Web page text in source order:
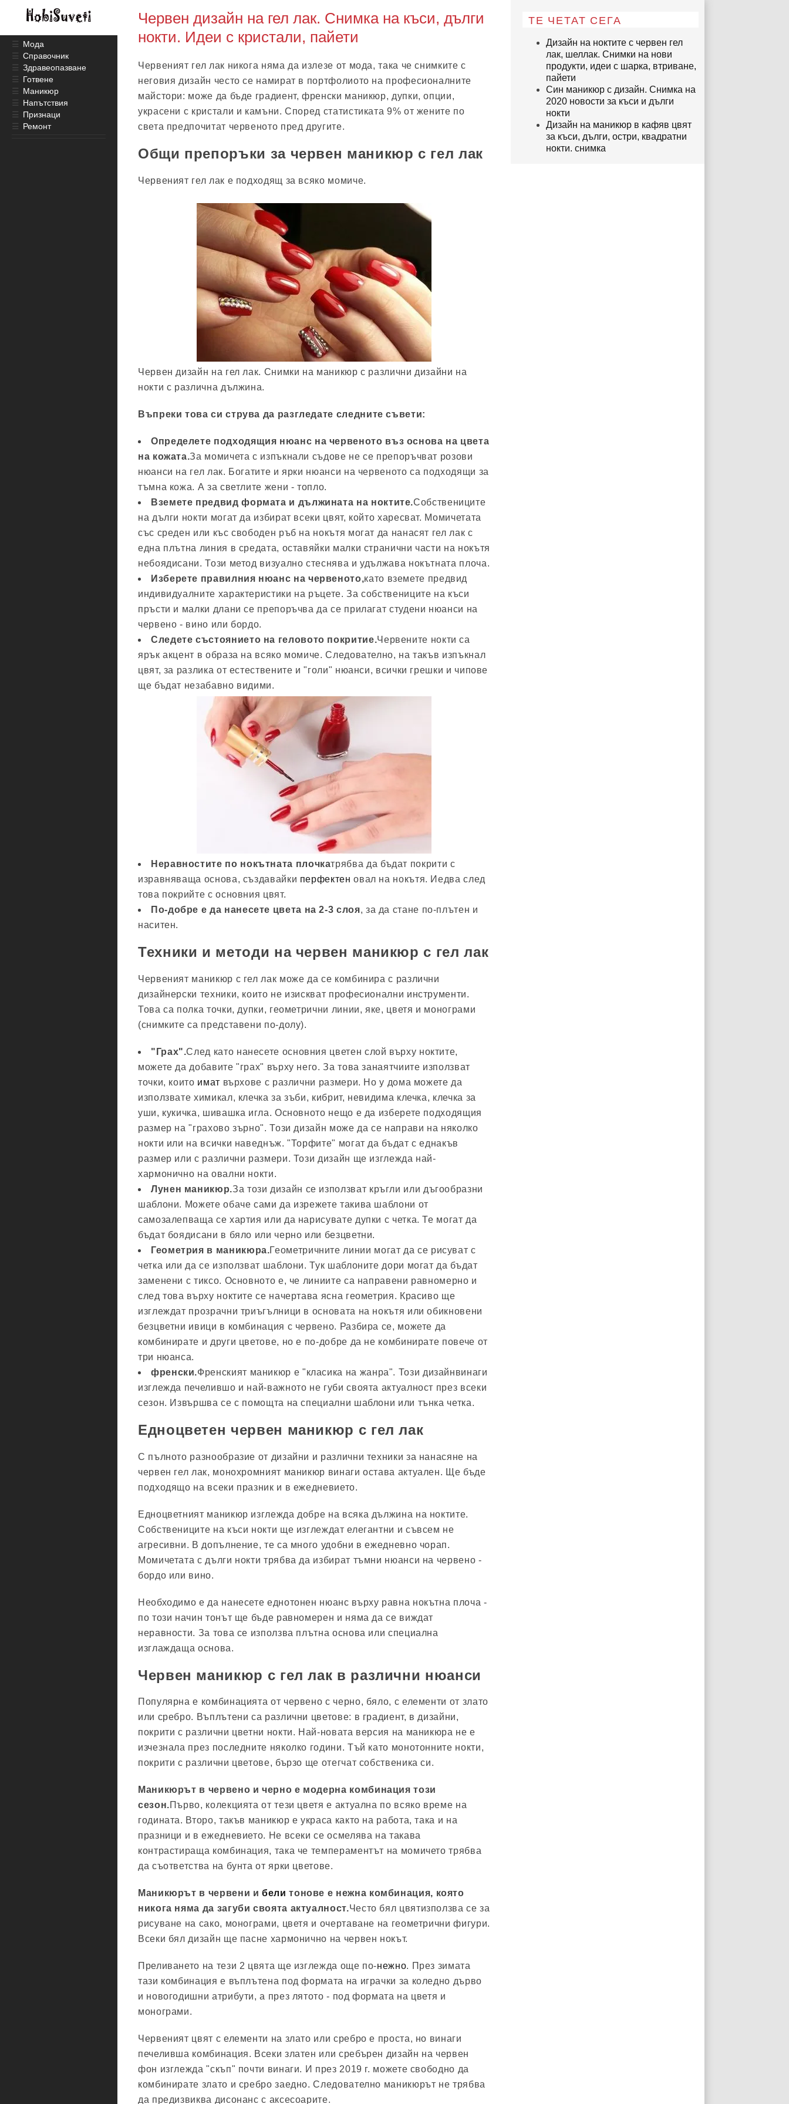
Червен дизайн на гел лак. Снимка на къси, дълги
нокти. Идеи с кристали, пайети
Червеният гел лак никога няма да излезе от мода, така че снимките с
неговия дизайн често се намират в портфолиото на професионалните
майстори: може да бъде градиент, френски маникюр, дупки, опции,
украсени с кристали и камъни. Според статистиката 9% от жените по
света предпочитат червеното пред другите.
Общи препоръки за червен маникюр с гел лак
Червеният гел лак е подходящ за всяко момиче.
Червен дизайн на гел лак. Снимки на маникюр с различни дизайни на
нокти с различна дължина.
Въпреки това си струва да разгледате следните съвети:
Определете подходящия нюанс на червеното въз основа на цвета
на кожата.За момичета с изпъкнали съдове не се препоръчват розови
нюанси на гел лак. Богатите и ярки нюанси на червеното са подходящи за
тъмна кожа. А за светлите жени - топло.
Вземете предвид формата и дължината на ноктите.Собствениците
на дълги нокти могат да избират всеки цвят, който харесват. Момичетата
със среден или къс свободен ръб на нокътя могат да нанасят гел лак с
една плътна линия в средата, оставяйки малки странични части на нокътя
небоядисани. Този метод визуално стеснява и удължава нокътната плоча.
Изберете правилния нюанс на червеното,като вземете предвид
индивидуалните характеристики на ръцете. За собствениците на къси
пръсти и малки длани се препоръчва да се прилагат студени нюанси на
червено - вино или бордо.
Следете състоянието на геловото покритие.Червените нокти са
ярък акцент в образа на всяко момиче. Следователно, на такъв изпъкнал
цвят, за разлика от естествените и "голи" нюанси, всички грешки и чипове
ще бъдат незабавно видими.
Неравностите по нокътната плочкатрябва да бъдат покрити с
изравняваща основа, създавайки перфектен овал на нокътя. Иедва след
това покрийте с основния цвят.
По-добре е да нанесете цвета на 2-3 слоя, за да стане по-плътен и
наситен.
Техники и методи на червен маникюр с гел лак
Червеният маникюр с гел лак може да се комбинира с различни
дизайнерски техники, които не изискват професионални инструменти.
Това са полка точки, дупки, геометрични линии, яке, цветя и монограми
(снимките са представени по-долу).
"Грах".След като нанесете основния цветен слой върху ноктите,
можете да добавите "грах" върху него. За това занаятчиите използват
точки, които имат върхове с различни размери. Но у дома можете да
използвате химикал, клечка за зъби, кибрит, невидима клечка, клечка за
уши, кукичка, шивашка игла. Основното нещо е да изберете подходящия
размер на "грахово зърно". Този дизайн може да се направи на няколко
нокти или на всички наведнъж. "Торфите" могат да бъдат с еднакъв
размер или с различни размери. Този дизайн ще изглежда най-
хармонично на овални нокти.
Лунен маникюр.За този дизайн се използват кръгли или дъгообразни
шаблони. Можете обаче сами да изрежете такива шаблони от
самозалепваща се хартия или да нарисувате дупки с четка. Те могат да
бъдат боядисани в бяло или черно или безцветни.
Геометрия в маникюра.Геометричните линии могат да се рисуват с
четка или да се използват шаблони. Тук шаблоните дори могат да бъдат
заменени с тиксо. Основното е, че линиите са направени равномерно и
след това върху ноктите се начертава ясна геометрия. Красиво ще
изглеждат прозрачни триъгълници в основата на нокътя или обикновени
безцветни ивици в комбинация с червено. Разбира се, можете да
комбинирате и други цветове, но е по-добре да не комбинирате повече от
три нюанса.
френски.Френският маникюр е "класика на жанра". Този дизайнвинаги
изглежда печелившо и най-важното не губи своята актуалност през всеки
сезон. Извършва се с помощта на специални шаблони или тънка четка.
Едноцветен червен маникюр с гел лак
С пълното разнообразие от дизайни и различни техники за нанасяне на
червен гел лак, монохромният маникюр винаги остава актуален. Ще бъде
подходящо на всеки празник и в ежедневието.
Едноцветният маникюр изглежда добре на всяка дължина на ноктите.
Собствениците на къси нокти ще изглеждат елегантни и съвсем не
агресивни. В допълнение, те са много удобни в ежедневно чорап.
Момичетата с дълги нокти трябва да избират тъмни нюанси на червено -
бордо или вино.
Необходимо е да нанесете еднотонен нюанс върху равна нокътна плоча -
по този начин тонът ще бъде равномерен и няма да се виждат
неравности. За това се използва плътна основа или специална
изглаждаща основа.
Червен маникюр с гел лак в различни нюанси
Популярна е комбинацията от червено с черно, бяло, с елементи от злато
или сребро. Въплътени са различни цветове: в градиент, в дизайни,
покрити с различни цветни нокти. Най-новата версия на маникюра не е
изчезнала през последните няколко години. Тъй като монотонните нокти,
покрити с различни цветове, бързо ще отегчат собственика си.
Маникюрът в червено и черно е модерна комбинация този
сезон.Първо, колекцията от тези цветя е актуална по всяко време на
годината. Второ, такъв маникюр е украса както на работа, така и на
празници и в ежедневието. Не всеки се осмелява на такава
контрастираща комбинация, така че темпераментът на момичето трябва
да съответства на бунта от ярки цветове.
Маникюрът в червени ибели тонове е нежна комбинация, която
никога няма да загуби своята актуалност.Често бял цвятизползва се за
рисуване на сако, монограми, цветя и очертаване на геометрични фигури.
Всеки бял дизайн ще пасне хармонично на червен нокът.
Преливането на тези 2 цвята ще изглежда още по-нежно. През зимата
тази комбинация е въплътена под формата на играчки за коледно дърво
и новогодишни атрибути, а през лятото - под формата на цветя и
монограми.
Червеният цвят с елементи на злато или сребро е проста, но винаги
печеливша комбинация. Всеки златен или сребърен дизайн на червен
фон изглежда "скъп" почти винаги. И през 2019 г. можете свободно да
комбинирате злато и сребро заедно. Следователно маникюрът не трябва
да предизвиква дисонанс с аксесоарите.
ТЕ ЧЕТАТ СЕГА
Дизайн на ноктите с червен гел
лак, шеллак. Снимки на нови
продукти, идеи с шарка, втриване,
пайети
Син маникюр с дизайн. Снимка на
2020 новости за къси и дълги
нокти
Дизайн на маникюр в кафяв цвят
за къси, дълги, остри, квадратни
нокти. снимка
☰ Мода
☰ Справочник
☰ Здравеопазване
☰ Готвене
☰ Маникюр
☰ Напътствия
☰ Признаци
☰ Ремонт